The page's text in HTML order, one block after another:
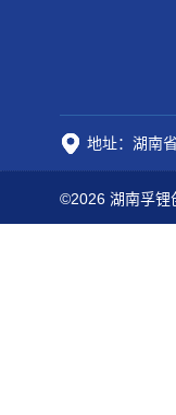
地址：湖南
©2026 湖南孚锂